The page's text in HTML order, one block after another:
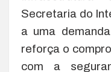
Secretaria do
a uma
reforça o
com a